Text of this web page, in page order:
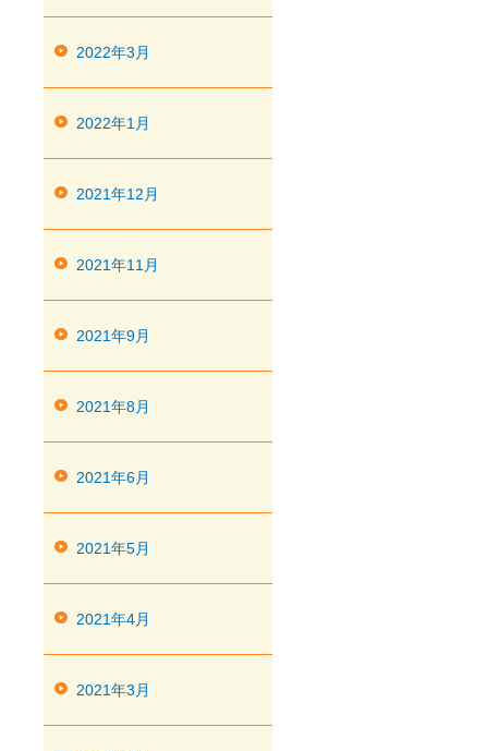
2022年3月
2022年1月
2021年12月
2021年11月
2021年9月
2021年8月
2021年6月
2021年5月
2021年4月
2021年3月